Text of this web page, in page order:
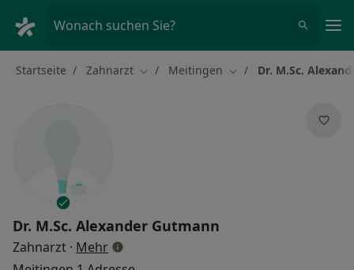
Wonach suchen Sie?
Startseite Zahnarzt Stadt ändern
Meitingen Stadt ändern
Dr. M.Sc.
Dr. M.Sc. Alexander Gutmann
Zahnarzt · Mehrüber Spezialisierungen